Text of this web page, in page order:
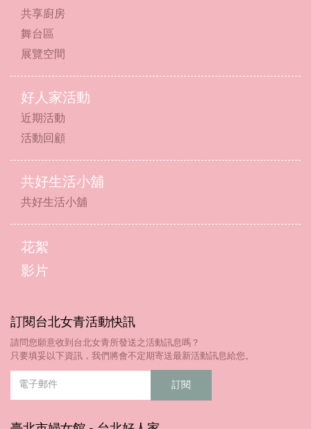
共享廚房
舞台區
展覽空間
好人家活動
近期活動
活動回顧
共好生活小舖
共好生活小舖
花絮
影片
訂閱台北女青活動快訊
請問您願意收到台北女青所發送之活動訊息嗎？
只要填妥以下資訊，我們將會不定期寄送最新活動訊息給您。